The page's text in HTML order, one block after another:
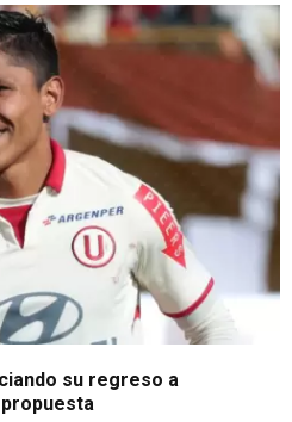
su regreso a